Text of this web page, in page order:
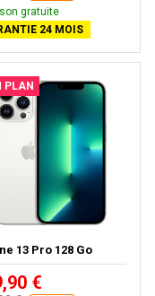
gratuite
24 MOIS
PLAN
13 Pro 128 Go
€